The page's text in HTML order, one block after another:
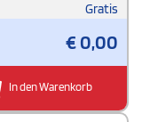
Gratis
€0,00
In den Warenkorb